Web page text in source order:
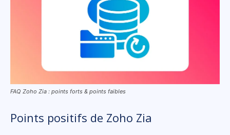
FAQ Zoho Zia : points forts & points faibles
Points positifs de Zoho Zia